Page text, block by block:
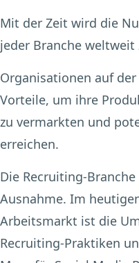
Mit der Zeit wird die
jeder Branche weltweit
Organisationen auf
Vorteile, um ihre
zu vermarkten und
erreichen.
Die Recruiting-
Ausnahme. Im
Arbeitsmarkt ist die
Recruiting-Praktiken